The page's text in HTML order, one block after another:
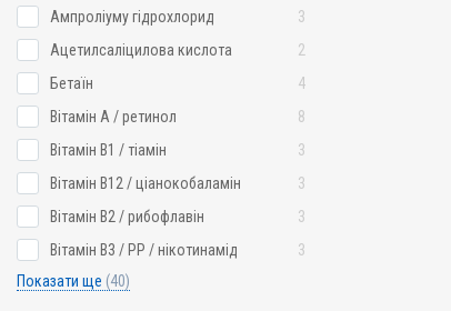
Ампроліуму гідрохлорид
3
Ацетилсаліцилова кислота
2
Бетаїн
4
Вітамін A / ретинол
8
Вітамін B1 / тіамін
3
Вітамін B12 / ціанокобаламін
3
Вітамін B2 / рибофлавін
3
Вітамін B3 / PP / нікотинамід
3
Показати ще (40)